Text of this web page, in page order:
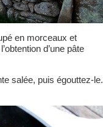
en morceaux et
d’une pâte
salée, puis égouttez-le.